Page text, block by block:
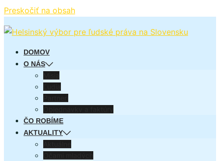
Preskočiť na obsah
DOMOV
O NÁS
ČO ROBÍME
AKTUALITY